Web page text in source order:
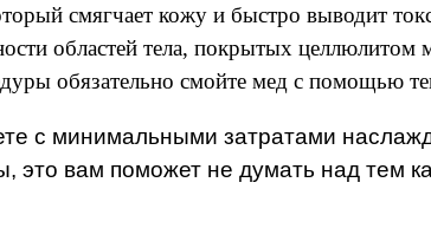
смягчает кожу и быстро выводит
областей тела, покрытых
обязательно смойте мед с помощью
минимальными затратами
это вам поможет не думать над тем